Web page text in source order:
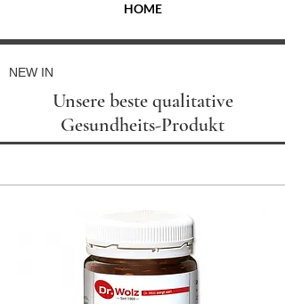
HOME
NEW IN
Unsere beste qualitative
Gesundheits-Produkt